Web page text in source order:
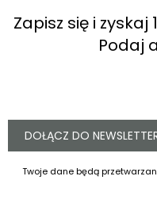
Zapisz się i zyskaj
Podaj
DOŁĄCZ DO
Twoje dane będą